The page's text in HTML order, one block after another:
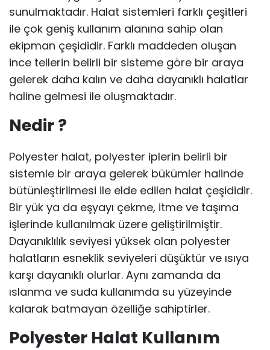
sunulmaktadır. Halat sistemleri farklı çeşitleri
ile çok geniş kullanım alanına sahip olan
ekipman çeşididir. Farklı maddeden oluşan
ince tellerin belirli bir sisteme göre bir araya
gelerek daha kalın ve daha dayanıklı halatlar
haline gelmesi ile oluşmaktadır.
Nedir ?
Polyester halat, polyester iplerin belirli bir
sistemle bir araya gelerek bükümler halinde
bütünleştirilmesi ile elde edilen halat çeşididir.
Bir yük ya da eşyayı çekme, itme ve taşıma
işlerinde kullanılmak üzere geliştirilmiştir.
Dayanıklılık seviyesi yüksek olan polyester
halatların esneklik seviyeleri düşüktür ve ısıya
karşı dayanıklı olurlar. Aynı zamanda da
ıslanma ve suda kullanımda su yüzeyinde
kalarak batmayan özelliğe sahiptirler.
Polyester Halat Kullanım